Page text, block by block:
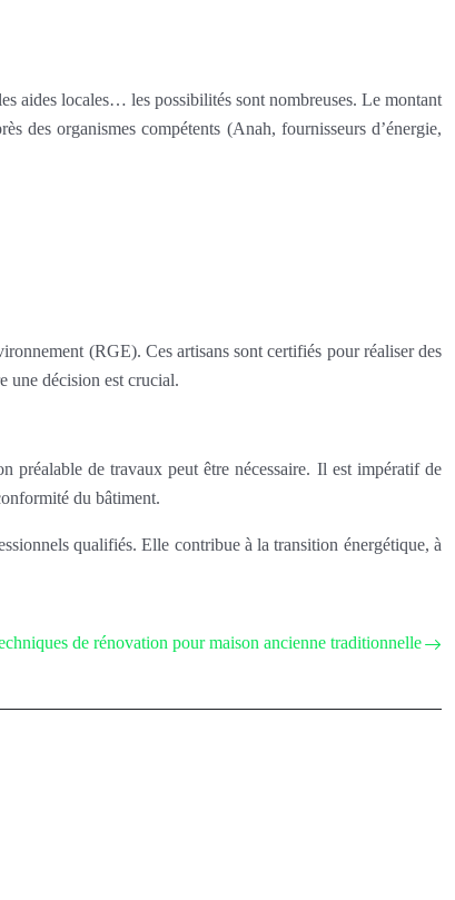
aides locales… les possibilités sont nombreuses. Le montant
des organismes compétents (Anah, fournisseurs d’énergie,
(RGE). Ces artisans sont certifiés pour réaliser des
une décision est crucial.
préalable de travaux peut être nécessaire. Il est impératif de
du bâtiment.
qualifiés. Elle contribue à la transition énergétique, à
de rénovation pour maison ancienne traditionnelle